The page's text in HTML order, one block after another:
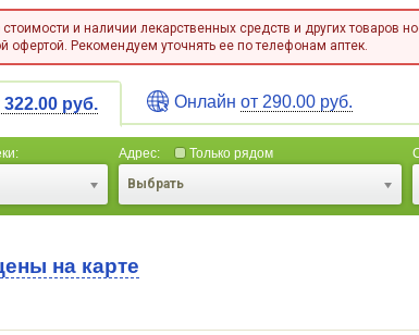
и наличии лекарственных средств и других товаров
офертой. Рекомендуем уточнять ее по телефонам аптек.
322.00 руб. Онлайн от 290.00 руб.
Адрес:
Только рядом
Выбрать
на карте